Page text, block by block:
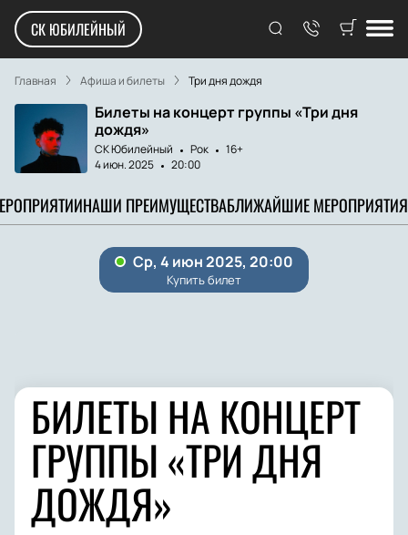
СК ЮБИЛЕЙНЫЙ
Главная Афиша и билеты Три дня дождя
Билеты на концерт группы «Три дня
дождя»
СК Юбилейный Рок
16+
4 июн. 2025
20:00
НАШИ ПРЕИМУЩЕСТВАБЛИЖАЙШИЕ МЕРОПРИЯТИЯ
БИЛЕТЫ НА КОНЦЕРТ
ГРУППЫ «ТРИ ДНЯ
ДОЖДЯ»